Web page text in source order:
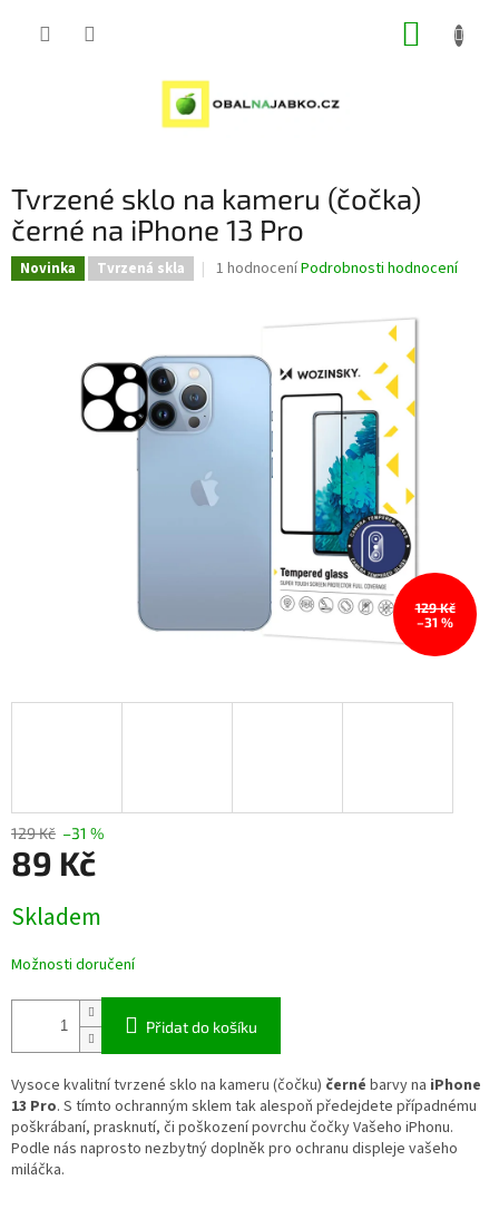
Tvrzené sklo na kameru (čočka)
černé na iPhone 13 Pro
Novinka Tvrzená skla
Průměrné
5,0
hvězdiček.
1 hodnoceníPodrobnosti hodnocení
129 Kč
–31 %
129 Kč –31 %
89 Kč
cena:
Skladem
Možnosti doručení
Přidat do košíku
Vysoce kvalitní tvrzené sklo na kameru (čočku) černé barvy na iPhone
13 Pro. S tímto ochranným sklem tak alespoň předejdete případnému
poškrábaní, prasknutí, či poškození povrchu čočky Vašeho iPhonu.
Podle nás naprosto nezbytný doplněk pro ochranu displeje vašeho
miláčka.